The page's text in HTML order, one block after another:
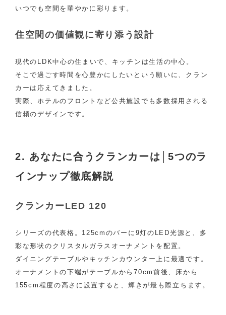
いつでも空間を華やかに彩ります。
住空間の価値観に寄り添う設計
現代のLDK中心の住まいで、キッチンは生活の中心。
そこで過ごす時間を心豊かにしたいという願いに、クラン
カーは応えてきました。
実際、ホテルのフロントなど公共施設でも多数採用される
信頼のデザインです。
2. あなたに合うクランカーは│5つのラ
インナップ徹底解説
クランカーLED 120
シリーズの代表格。125cmのバーに9灯のLED光源と、多
彩な形状のクリスタルガラスオーナメントを配置。
ダイニングテーブルやキッチンカウンター上に最適です。
オーナメントの下端がテーブルから70cm前後、床から
155cm程度の高さに設置すると、輝きが最も際立ちます。